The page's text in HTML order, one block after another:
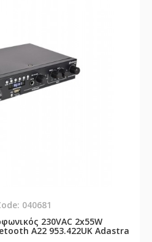
040681
230VAC 2x55W
A22 953.422UK Adastra